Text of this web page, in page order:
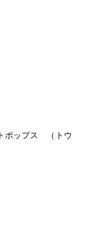
ポップス （トウ